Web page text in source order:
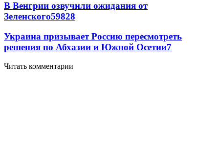
В Венгрии озвучили ожидания от
Зеленского59828
Украина призывает Россию пересмотреть
решения по Абхазии и Южной Осетии7
Читать комментарии